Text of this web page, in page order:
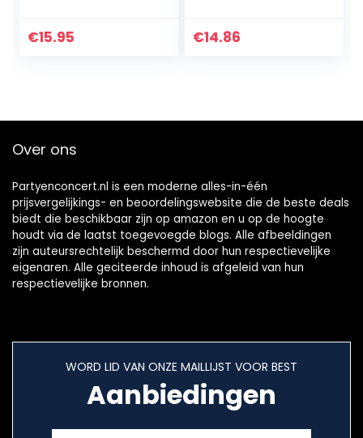
, DIY
€15.95
met 24 stuks
€14.86
Over ons
Partyenconcert.nl is een moderne alles-in-één
prijsvergelijkings- en beoordelingswebsite die de beste deals
biedt die beschikbaar zijn op amazon en u op de hoogte
houdt via de laatst toegevoegde blogs. Alle afbeeldingen
zijn auteursrechtelijk beschermd door hun respectievelijke
eigenaren. Alle geciteerde inhoud is afgeleid van hun
respectievelijke bronnen.
WORD LID VAN ONZE MAILLIJST VOOR BEST
Aanbiedingen